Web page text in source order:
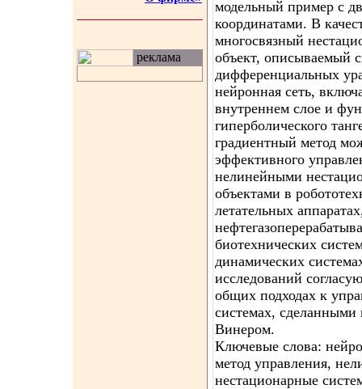
реклама
модельный пример с
координатами. В
многосвязный
объект, описываемый
дифференциальных
нейронная сеть,
внутреннем слое и
гиперболического
градиентный метод
эффективного
нелинейными
объектами в
летательных
биотехнических
динамических
исследований
общих подходах к
системах,
Винером.
Ключевые слова:
метод управления,
нестационарные